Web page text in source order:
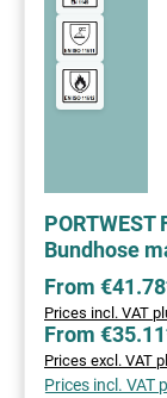
Bundhose
From
Prices incl. VAT
From
Prices excl. VAT
Prices incl. VAT